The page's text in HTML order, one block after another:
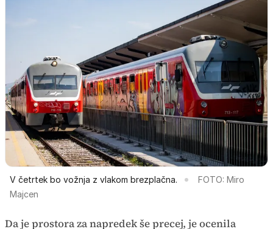
V četrtek bo vožnja z vlakom brezplačna.
FOTO: Miro
Majcen
Da je prostora za napredek še precej, je ocenila